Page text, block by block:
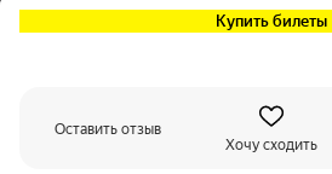
Купить билеты
Оставить отзыв
Хочу сходить